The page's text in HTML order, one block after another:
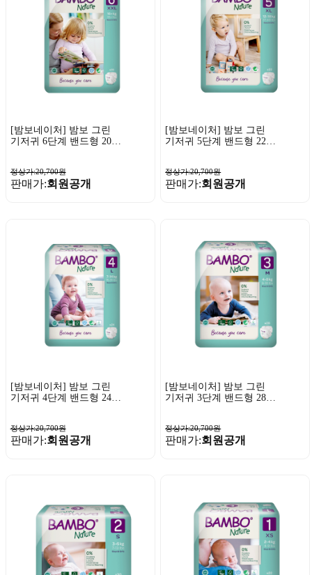
[밤보네이처] 밤보 그린
기저귀 6단계 밴드형 20P
정상가:20,700원
판매가:회원공개
[밤보네이처] 밤보 그린
기저귀 5단계 밴드형 22P
정상가:20,700원
판매가:회원공개
[밤보네이처] 밤보 그린
기저귀 4단계 밴드형 24P
정상가:20,700원
판매가:회원공개
[밤보네이처] 밤보 그린
기저귀 3단계 밴드형 28P
정상가:20,700원
판매가:회원공개